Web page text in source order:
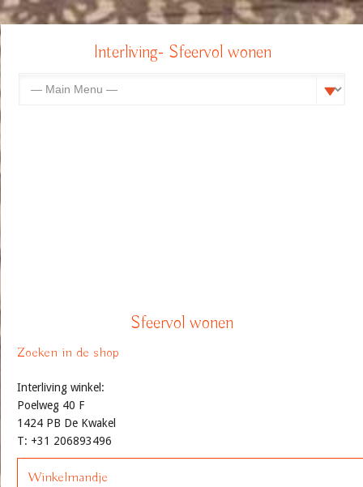
Interliving- Sfeervol wonen
Sfeervol wonen
Zoeken in de shop
Interliving winkel:
Poelweg 40 F
1424 PB De Kwakel
T: +31 206893496
Winkelmandje